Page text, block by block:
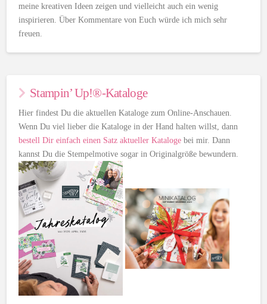
meine kreativen Ideen zeigen und vielleicht auch ein wenig
inspirieren. Über Kommentare von Euch würde ich mich sehr
freuen.
Stampin’ Up!®-Kataloge
Hier findest Du die aktuellen Kataloge zum Online-Anschauen.
Wenn Du viel lieber die Kataloge in der Hand halten willst, dann
bestell Dir einfach einen Satz aktueller Kataloge bei mir. Dann
kannst Du die Stempelmotive sogar in Originalgröße bewundern.